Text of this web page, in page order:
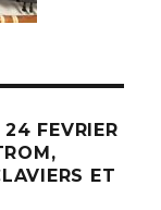
FEVRIER
ET